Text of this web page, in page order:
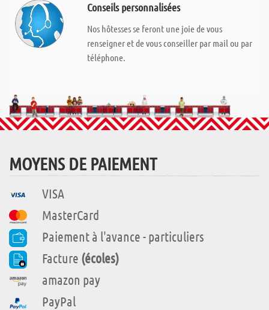
Conseils personnalisées
Nos hôtesses se feront une joie de vous
renseigner et de vous conseiller par mail ou par
téléphone.
MOYENS DE PAIEMENT
VISA
MasterCard
Paiement à l'avance - particuliers
Facture (écoles)
amazon pay
PayPal